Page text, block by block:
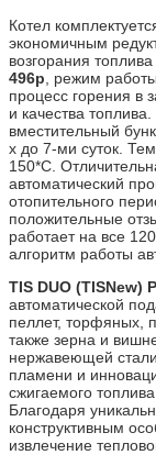
Котел
экономичным
возгорания
496p , режим
процесс горения в
и качества
вместительный
х до 7-ми суток.
150*С.
автоматический
отопительного
положительные
работает на все
алгоритм работы
TIS DUO (TISNew)
автоматической
пеллет, торфяных,
также зерна и
нержавеющей
пламени и
сжигаемого
Благодаря
конструктивным
извлечение